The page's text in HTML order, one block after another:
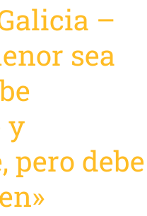
–
sea
y
debe